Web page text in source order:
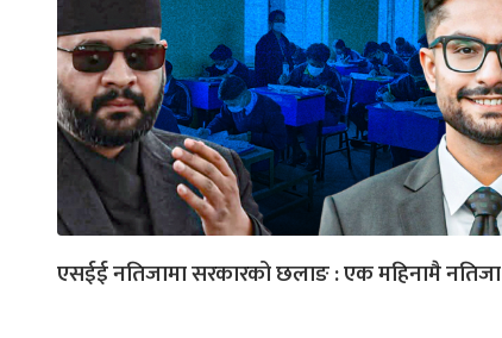
एसईई नतिजामा सरकारको छलाङ : एक महिनामै नतिजा